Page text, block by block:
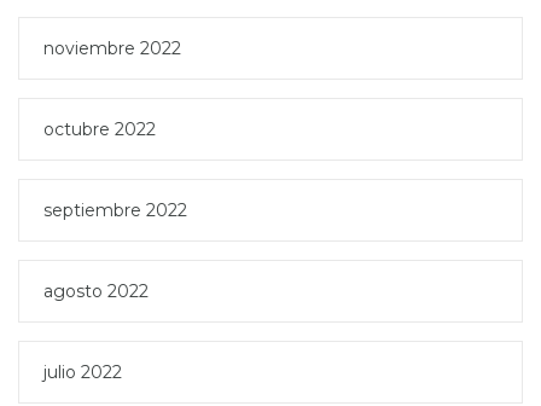
noviembre 2022
octubre 2022
septiembre 2022
agosto 2022
julio 2022